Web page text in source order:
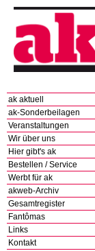
ak aktuell
ak-Sonderbeilagen
Veranstaltungen
Wir über uns
Hier gibt's ak
Bestellen / Service
Werbt für ak
akweb-Archiv
Gesamtregister
Fantômas
Links
Kontakt